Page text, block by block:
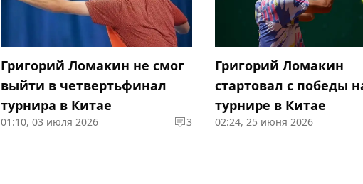
Григорий Ломакин не смог
выйти в четвертьфинал
турнира в Китае
01:10, 03 июля 2026 3
Григорий Ломакин
стартовал с победы
турнире в Китае
02:24, 25 июня 2026